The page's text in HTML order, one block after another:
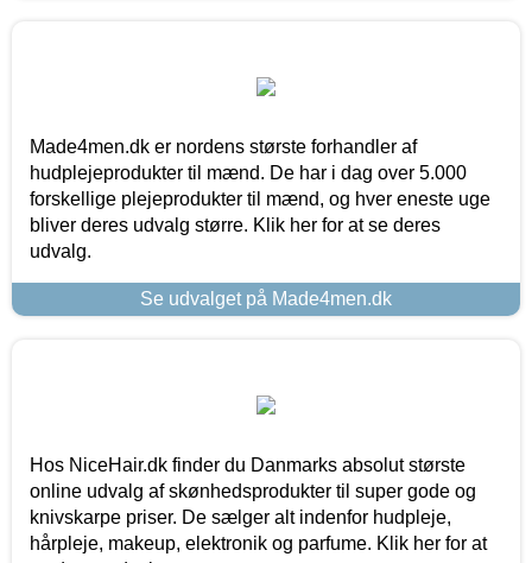
Made4men.dk er nordens største forhandler af
hudplejeprodukter til mænd. De har i dag over 5.000
forskellige plejeprodukter til mænd, og hver eneste uge
bliver deres udvalg større. Klik her for at se deres
udvalg.
Se udvalget på Made4men.dk
Hos NiceHair.dk finder du Danmarks absolut største
online udvalg af skønhedsprodukter til super gode og
knivskarpe priser. De sælger alt indenfor hudpleje,
hårpleje, makeup, elektronik og parfume. Klik her for at